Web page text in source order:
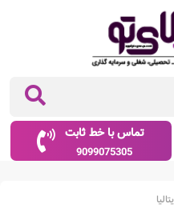
تماس با خط ثابت
9099075305